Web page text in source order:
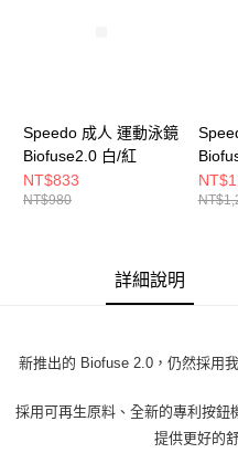
Speedo 成人 運動泳鏡
Biofuse2.0 白/紅
NT$833
NT$980
詳細說明
新推出的 Biofuse 2.0，仍然採用
採用可再生原料、全新的專利按鈕
提供更好的